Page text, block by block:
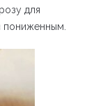
для
пониженным.